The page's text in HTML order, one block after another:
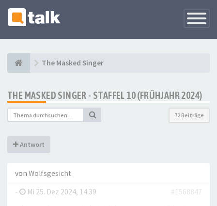
The Masked Singer
THE MASKED SINGER - STAFFEL 10 (FRÜHJAHR 2024)
72 Beiträge
Antwort
von Wolfsgesicht
-
Mi 25. Dez 2024, 14:39 #1568847